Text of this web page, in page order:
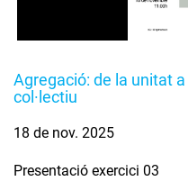
Agregació: de la unitat
col·lectiu
18 de nov. 2025
Presentació exercici 03